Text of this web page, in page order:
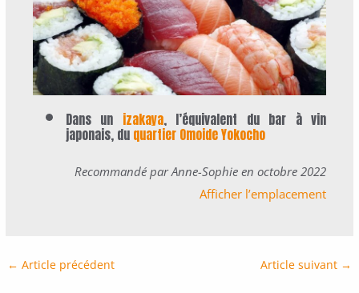
Dans un izakaya, l’équivalent du bar à vin
japonais, du quartier Omoide Yokocho
Recommandé par Anne-Sophie en octobre 2022
Afficher l’emplacement
← Article précédent Article suivant →